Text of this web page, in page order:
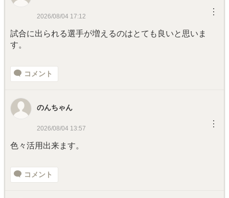
2026/08/04 17:12 ︙
試合に出られる選手が増えるのはとても良いと思いま
す。
コメント
のんちゃん
2026/08/04 13:57 ︙
色々活用出来ます。
コメント